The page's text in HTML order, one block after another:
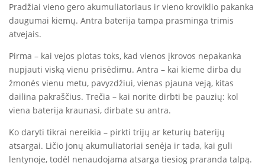
Pradžiai vieno gero akumuliatoriaus ir vieno kroviklio pakanka
daugumai kiemų. Antra baterija tampa prasminga trimis
atvejais.
Pirma – kai vejos plotas toks, kad vienos įkrovos nepakanka
nupjauti viską vienu prisėdimu. Antra – kai kieme dirba du
žmonės vienu metu, pavyzdžiui, vienas pjauna veją, kitas
dailina pakraščius. Trečia – kai norite dirbti be pauzių: kol
viena baterija kraunasi, dirbate su antra.
Ko daryti tikrai nereikia – pirkti trijų ar keturių baterijų
atsargai. Ličio jonų akumuliatoriai senėja ir tada, kai guli
lentynoje, todėl nenaudojama atsarga tiesiog praranda talpą.